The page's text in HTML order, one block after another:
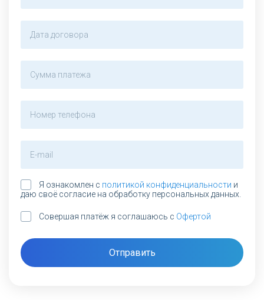
Я ознакомлен с политикой конфиденциальности и
даю своё согласие на обработку персональных данных.
Совершая платёж я соглашаюсь с Офертой
Отправить